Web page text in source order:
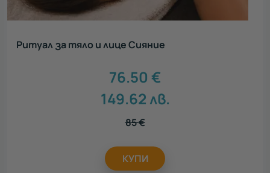
Ритуал за тяло и лице Сияние
76.50 €
149.62лв.
85€
КУПИ